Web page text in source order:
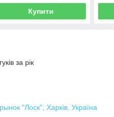
Купити
за рік
"Лоск", Харків, Україна